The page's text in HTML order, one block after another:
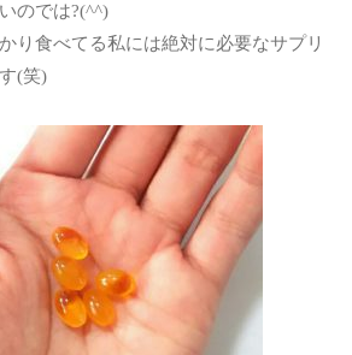
のでは?(^^)
り食べてる私には絶対に必要なサプリ
(笑)